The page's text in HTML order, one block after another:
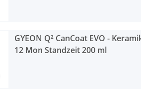
GYEON Q² CanCoat EVO -
12 Mon Standzeit 200 ml